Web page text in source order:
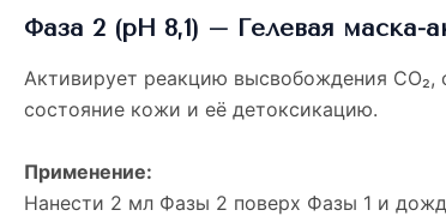
Фаза 2 (pH 8,1) – Гелевая маска-
Активирует реакцию высвобождения
состояние кожи и её детоксикацию.
Применение:
Нанести 2 мл Фазы 2 поверх Фазы 1 и